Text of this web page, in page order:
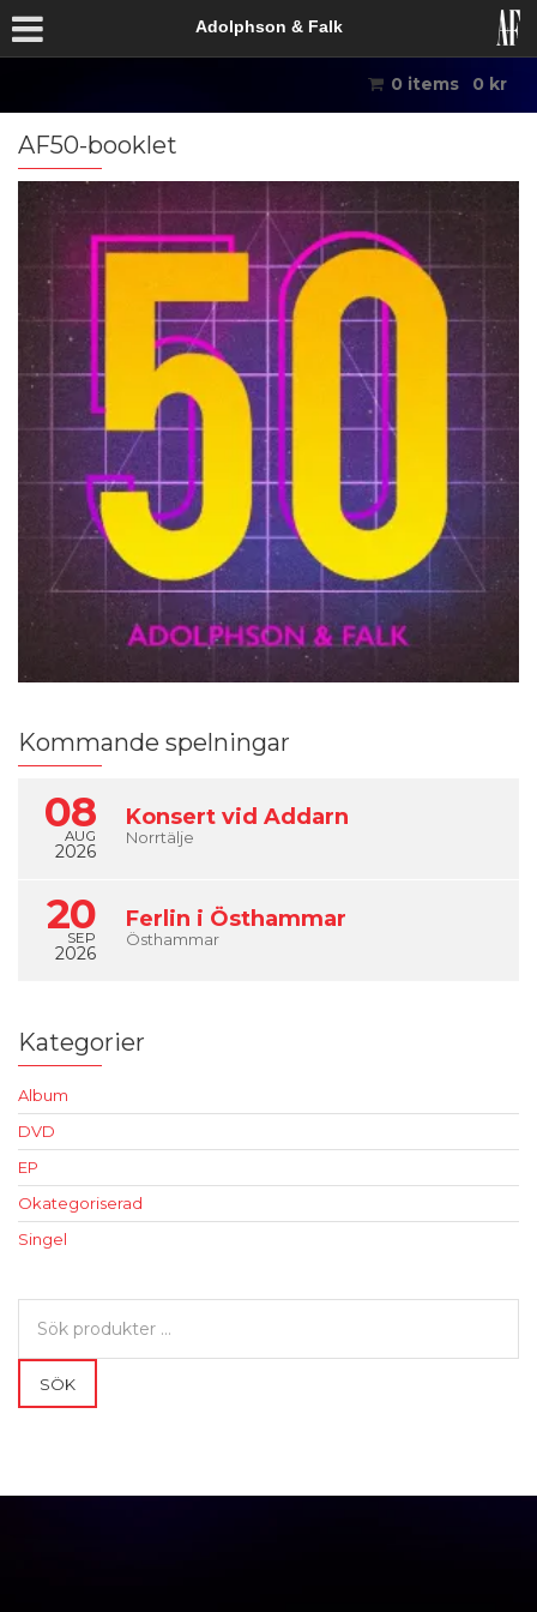
Adolphson & Falk
0 items 0 kr
AF50-booklet
Kommande spelningar
08
AUG
2026
Konsert vid Addarn
Norrtälje
20
SEP
2026
Ferlin i Östhammar
Östhammar
Kategorier
Album
DVD
EP
Okategoriserad
Singel
efter:
SÖK